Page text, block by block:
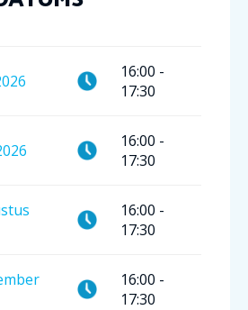
16:00 -
17:30
16:00 -
17:30
16:00 -
17:30
16:00 -
17:30